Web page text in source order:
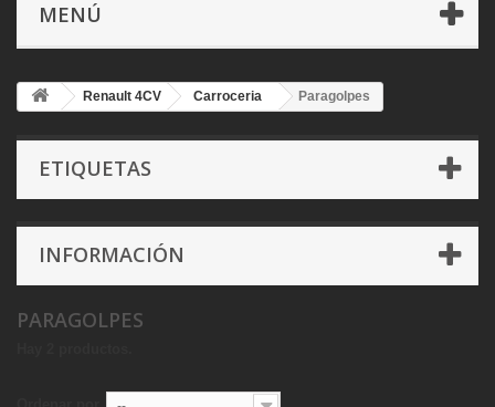
MENÚ
Renault 4CV Carroceria Paragolpes
ETIQUETAS
INFORMACIÓN
PARAGOLPES